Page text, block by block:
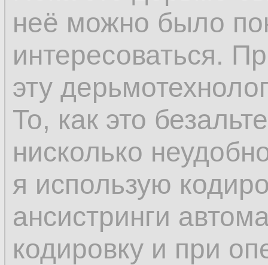
неё можно было
интересоваться.
эту
То, как это
нисколько
я использую
ансистринги
кодировку и при